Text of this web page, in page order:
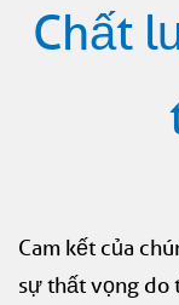
Chất
Cam kết của
sự thất vọng do